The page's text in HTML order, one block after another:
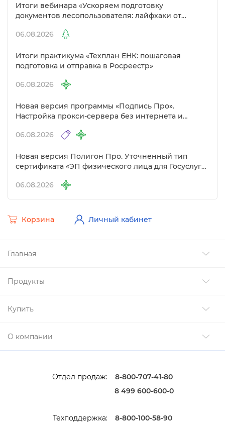
Итоги вебинара «Ускоряем подготовку
документов лесопользователя: лайфхаки от
06.08.2026
Итоги практикума «Техплан ЕНК: пошаговая
подготовка и отправка в Росреестр»
06.08.2026
Новая версия программы «Подпись Про».
Настройка прокси-сервера без интернета и
06.08.2026
Новая версия Полигон Про. Уточненный тип
сертификата «ЭП физического лица для Госуслуг»
06.08.2026
Главная
Продукты
Купить
О компании
Корзина Личный кабинет
Отдел продаж:
8-800-707-41-80
8 499 600-600-0
Техподдержка: 8-800-100-58-90